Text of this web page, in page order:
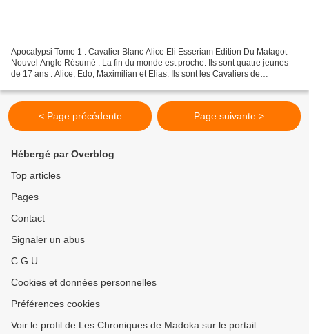
Apocalypsi Tome 1 : Cavalier Blanc Alice Eli Esseriam Edition Du Matagot
Nouvel Angle Résumé : La fin du monde est proche. Ils sont quatre jeunes
de 17 ans : Alice, Edo, Maximilian et Elias. Ils sont les Cavaliers de
< Page précédente Page suivante >
Hébergé par Overblog
Top articles
Pages
Contact
Signaler un abus
C.G.U.
Cookies et données personnelles
Préférences cookies
Voir le profil de Les Chroniques de Madoka sur le portail